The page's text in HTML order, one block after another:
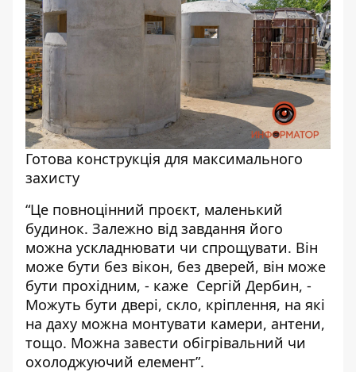
Готова конструкція для максимального
захисту
“Це повноцінний проєкт, маленький
будинок. Залежно від завдання його
можна ускладнювати чи спрощувати. Він
може бути без вікон, без дверей, він може
бути прохідним, - каже Сергій Дербин, -
Можуть бути двері, скло, кріплення, на які
на даху можна монтувати камери, антени,
тощо. Можна завести обігрівальний чи
охолоджуючий елемент”.